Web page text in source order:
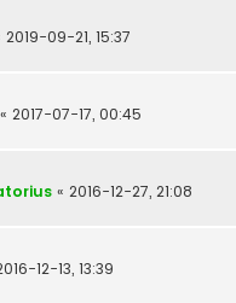
2019-09-21, 15:37
« 2017-07-17, 00:45
« 2016-12-27, 21:08
12-13, 13:39